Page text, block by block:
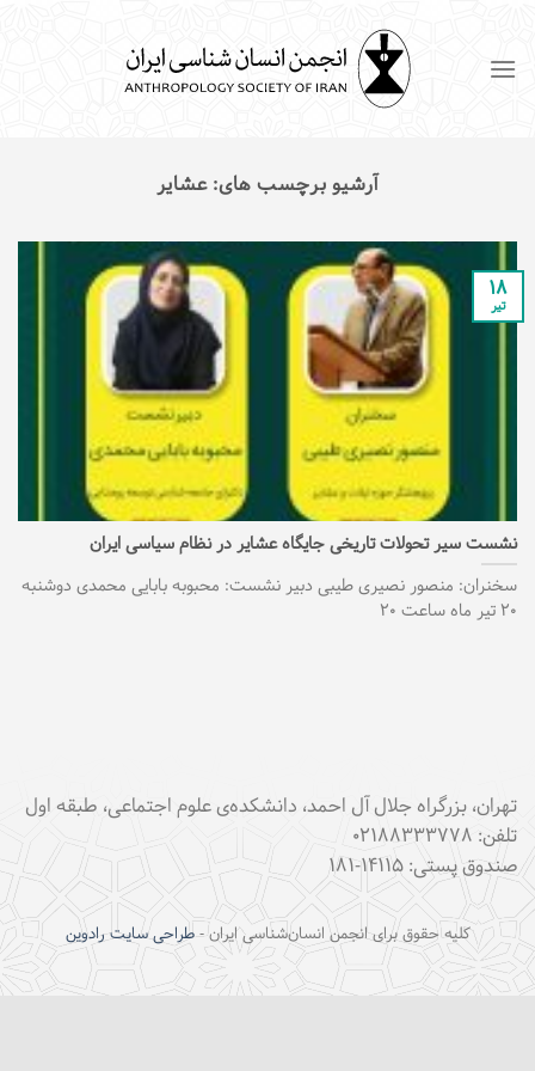
content
آرشیو برچسب های:عشایر
نشست سیر تحولات تاریخی جایگاه عشایر در نظام سیاسی ایران
سخنران: منصور نصیری طیبی دبیر نشست: محبوبه بابایی محمدی دوشنبه
۲۰ تیر ماه ساعت ۲۰
۱۸
تیر
تهران، بزرگراه جلال آل احمد، دانشکده‌ی علوم اجتماعی، طبقه اول
تلفن: ۰۲۱۸۸۳۳۳۷۷۸
صندوق پستی: ۱۴۱۱۵-۱۸۱
کلیه حقوق برای انجمن انسان‌شناسی ایران -طراحی سایت رادوین